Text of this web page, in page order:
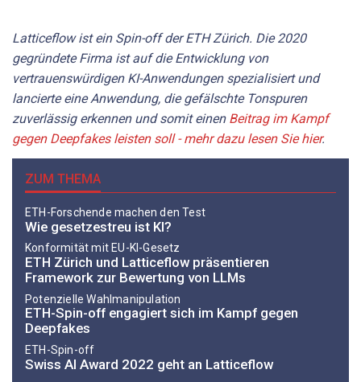
Latticeflow ist ein Spin-off der ETH Zürich. Die 2020
gegründete Firma ist auf die Entwicklung von
vertrauenswürdigen KI-Anwendungen spezialisiert und
lancierte eine Anwendung, die gefälschte Tonspuren
zuverlässig erkennen und somit einen Beitrag im Kampf
gegen Deepfakes leisten soll - mehr dazu lesen Sie hier.
ZUM THEMA
ETH-Forschende machen den Test
Wie gesetzestreu ist KI?
Konformität mit EU-KI-Gesetz
ETH Zürich und Latticeflow präsentieren
Framework zur Bewertung von LLMs
Potenzielle Wahlmanipulation
ETH-Spin-off engagiert sich im Kampf gegen
Deepfakes
ETH-Spin-off
Swiss AI Award 2022 geht an Latticeflow